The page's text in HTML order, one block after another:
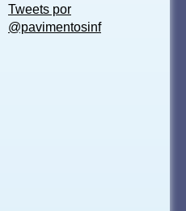
Tweets por
@pavimentosinf